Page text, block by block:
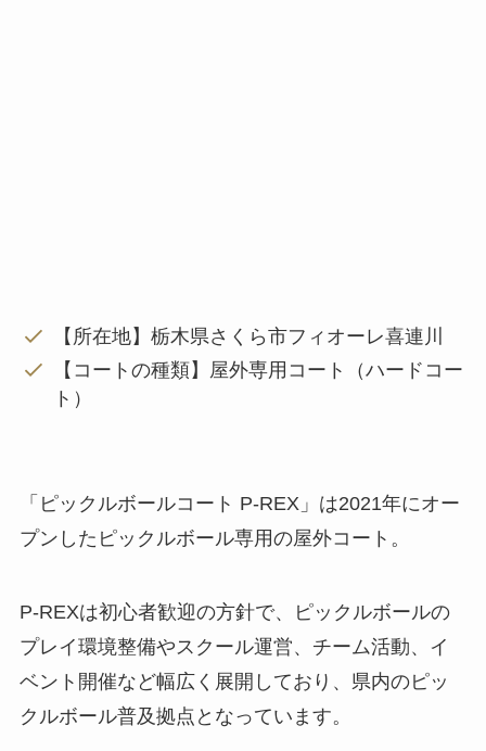
【所在地】栃木県さくら市フィオーレ喜連川
【コートの種類】屋外専用コート（ハードコー
ト）
「ピックルボールコート P-REX」は2021年にオー
プンしたピックルボール専用の屋外コート。
P-REXは初心者歓迎の方針で、ピックルボールの
プレイ環境整備やスクール運営、チーム活動、イ
ベント開催など幅広く展開しており、県内のピッ
クルボール普及拠点となっています。